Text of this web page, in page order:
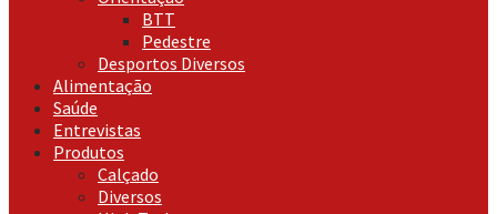
BTT
Pedestre
Desportos Diversos
Alimentação
Saúde
Entrevistas
Produtos
Calçado
Diversos